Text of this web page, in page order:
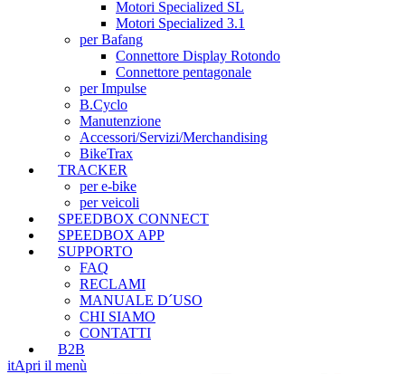
Motori Specialized SL
Motori Specialized 3.1
per Bafang
Connettore Display Rotondo
Connettore pentagonale
per Impulse
B.Cyclo
Manutenzione
Accessori/Servizi/Merchandising
BikeTrax
TRACKER
per e-bike
per veicoli
SPEEDBOX CONNECT
SPEEDBOX APP
SUPPORTO
FAQ
RECLAMI
MANUALE D´USO
CHI SIAMO
CONTATTI
B2B
itApri il menù